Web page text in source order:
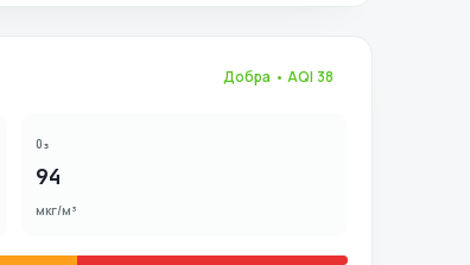
Добра • AQI 38
O₃
94
мкг/м³